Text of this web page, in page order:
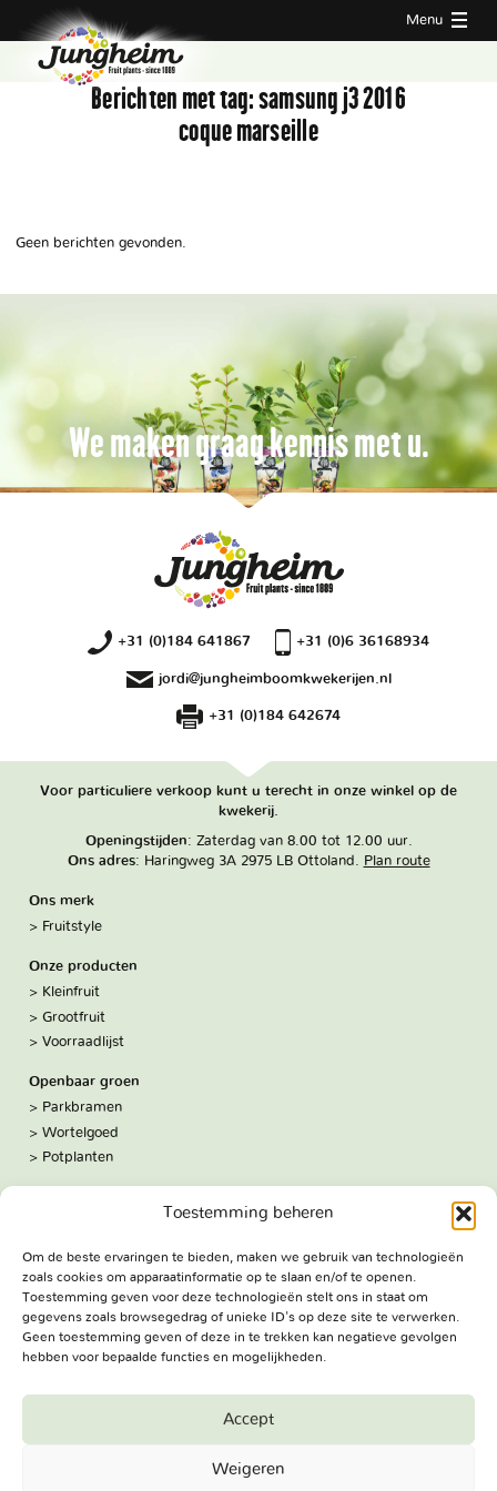
Toestemming beheren
Om de beste ervaringen te bieden, maken we gebruik van technologieën
zoals cookies om apparaatinformatie op te slaan en/of te openen.
Toestemming geven voor deze technologieën stelt ons in staat om
gegevens zoals browsegedrag of unieke ID's op deze site te verwerken.
Geen toestemming geven of deze in te trekken kan negatieve gevolgen
hebben voor bepaalde functies en mogelijkheden.
Accept
Weigeren
Menu
Berichten met tag:samsung j3 2016
coque marseille
Geen berichten gevonden.
We maken graag kennis met u.
+31 (0)184 641867 +31 (0)6 36168934
jordi@jungheimboomkwekerijen.nl
+31 (0)184 642674
Voor particuliere verkoop kunt u terecht in onze winkel op de
kwekerij.
Openingstijden: Zaterdag van 8.00 tot 12.00 uur.
Ons adres: Haringweg 3A 2975 LB Ottoland. Plan route
Ons merk
Fruitstyle
Onze producten
Kleinfruit
Grootfruit
Voorraadlijst
Openbaar groen
Parkbramen
Wortelgoed
Potplanten
Volg ons:
Facebook
Bezoekadres
Haringweg 3A
2975 LB Ottoland
Reserved.